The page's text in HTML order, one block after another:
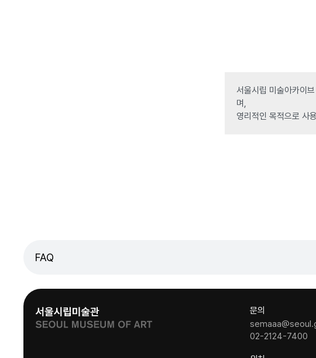
서울시립 미술아카이
며,
영리적인 목적으로 사
FAQ
문의
02-2124-7400